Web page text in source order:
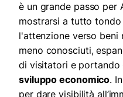
è un grande passo per
mostrarsi a tutto
l'attenzione verso beni
meno conosciuti,
di visitatori e portando
sviluppo economico.
per dare visibilità